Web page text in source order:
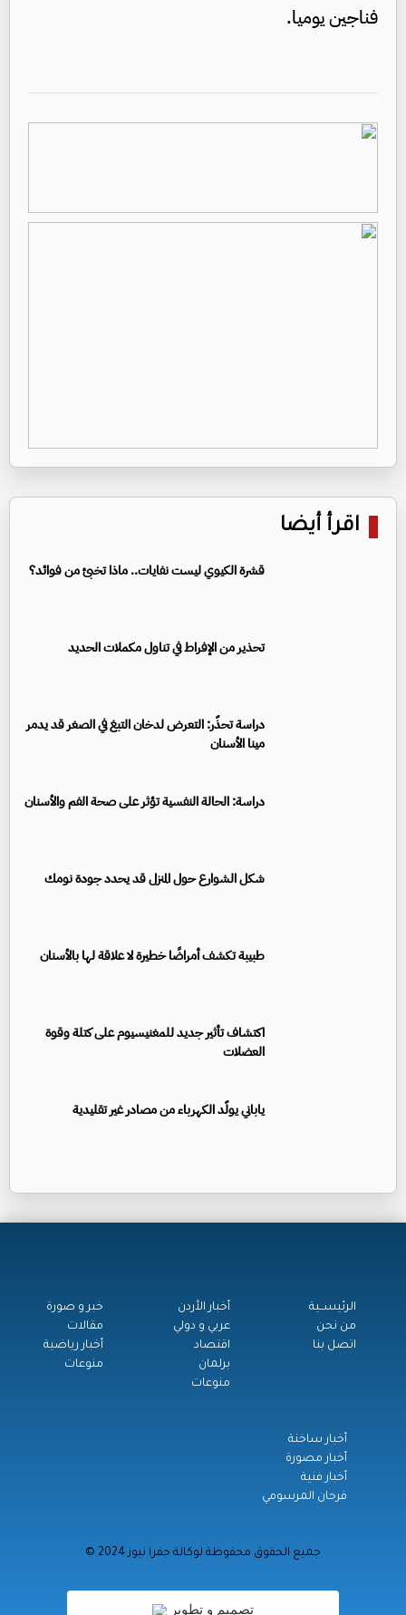
فناجين يوميا.
اقرأ أيضا
قشرة الكيوي ليست نفايات.. ماذا تخبئ من فوائد؟
تحذير من الإفراط في تناول مكملات الحديد
دراسة تحذّر: التعرض لدخان التبغ في الصغر قد يدمر
مينا الأسنان
دراسة: الحالة النفسية تؤثر على صحة الفم والأسنان
شكل الشوارع حول المنزل قد يحدد جودة نومك
طبيبة تكشف أمراضًا خطيرة لا علاقة لها بالأسنان
اكتشاف تأثير جديد للمغنيسيوم على كتلة وقوة
العضلات
ياباني يولّد الكهرباء من مصادر غير تقليدية
الرئيســية
من نحن
اتصل بنا
أخبار الأردن
عربي و دولي
اقتصاد
برلمان
منوعات
خبر و صورة
مقالات
أخبار رياضية
منوعات
أخبار ساخنة
أخبار مصورة
أخبار فنية
فرحان المرسومي
© جميع الحقوق محفوظة لوكالة جفرا نيوز 2024
تصميم و تطوير